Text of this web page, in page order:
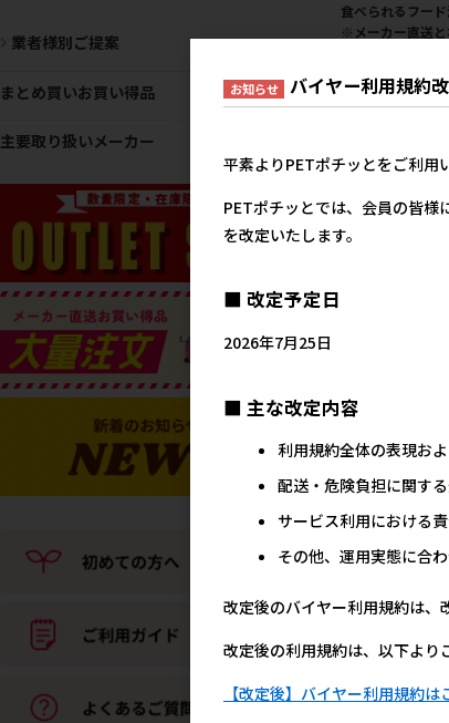
食べられるフー
※メーカー直送と
にご注意下さい
メーカー
送 ※発注単位･最
ご注意下さい
メーカー
業者様別ご提案
まとめ買いお買い得品
主要取り扱いメーカー
お知らせ バイヤー利用規約
平素よりPETポチッとをご利用
PETポチッとでは、会員の皆様
を改定いたします。
■ 改定予定日
2026年7月25日
■ 主な改定内容
利用規約全体の表現お
配送・危険負担に関す
サービス利用における
その他、運用実態に合
改定後のバイヤー利用規約は、
改定後の利用規約は、以下より
【改定後】バイヤー利用規約は